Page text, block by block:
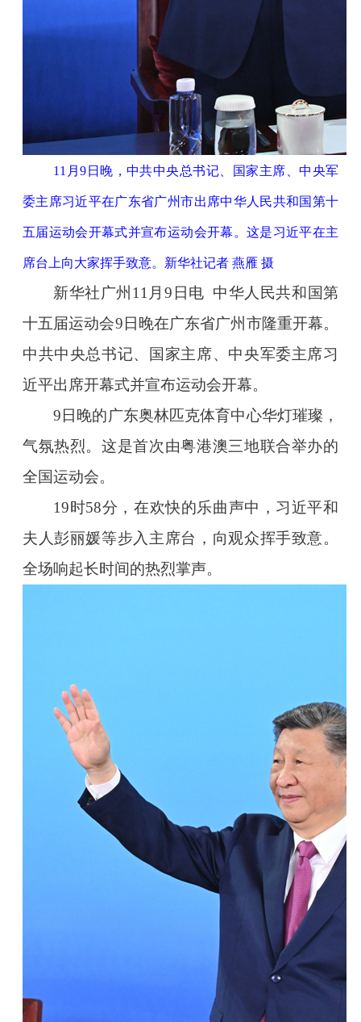
11月9日晚，中共中央总书记、国家主席、中央军
委主席习近平在广东省广州市出席中华人民共和国第十
五届运动会开幕式并宣布运动会开幕。这是习近平在主
席台上向大家挥手致意。新华社记者 燕雁 摄
新华社广州11月9日电 中华人民共和国第
十五届运动会9日晚在广东省广州市隆重开幕。
中共中央总书记、国家主席、中央军委主席习
近平出席开幕式并宣布运动会开幕。
9日晚的广东奥林匹克体育中心华灯璀璨，
气氛热烈。这是首次由粤港澳三地联合举办的
全国运动会。
19时58分，在欢快的乐曲声中，习近平和
夫人彭丽媛等步入主席台，向观众挥手致意。
全场响起长时间的热烈掌声。